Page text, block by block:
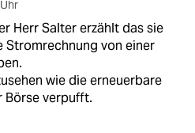
Herr Salter erzählt das sie
Stromrechnung von einer
wie die erneuerbare
Börse verpufft.